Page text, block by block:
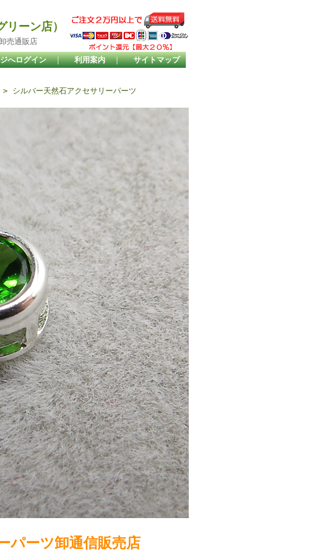
ーン店）
売通販店
へログイン ｜ 利用案内 ｜ サイトマップ
> シルバー天然石アクセサリーパーツ
パーツ卸通信販売店